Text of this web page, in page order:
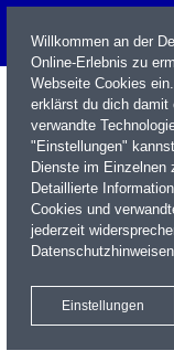
Name / WKN / ISIN /
Xetra Realtime
Willkommen an der
Online-Erlebnis zu
Webseite Cookies
erklärst du dich damit
verwandte
"Einstellungen"
Dienste im Einzelnen
Detaillierte
Cookies und
jederzeit
Datenschutzhinweisen
Einstellungen